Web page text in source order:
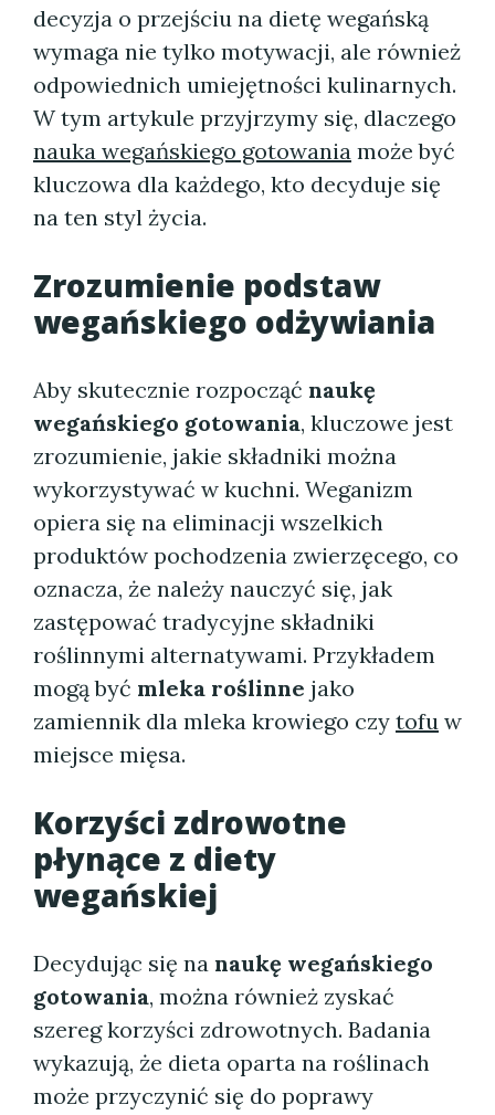
decyzja o przejściu na dietę wegańską
wymaga nie tylko motywacji, ale również
odpowiednich umiejętności kulinarnych.
W tym artykule przyjrzymy się, dlaczego
nauka wegańskiego gotowania może być
kluczowa dla każdego, kto decyduje się
na ten styl życia.
Zrozumienie podstaw
wegańskiego odżywiania
Aby skutecznie rozpocząć naukę
wegańskiego gotowania, kluczowe jest
zrozumienie, jakie składniki można
wykorzystywać w kuchni. Weganizm
opiera się na eliminacji wszelkich
produktów pochodzenia zwierzęcego, co
oznacza, że należy nauczyć się, jak
zastępować tradycyjne składniki
roślinnymi alternatywami. Przykładem
mogą być mleka roślinne jako
zamiennik dla mleka krowiego czy tofu w
miejsce mięsa.
Korzyści zdrowotne
płynące z diety
wegańskiej
Decydując się na naukę wegańskiego
gotowania, można również zyskać
szereg korzyści zdrowotnych. Badania
wykazują, że dieta oparta na roślinach
może przyczynić się do poprawy